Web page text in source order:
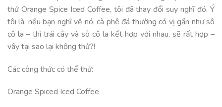
thử Orange Spice Iced Coffee, tôi đã thay đổi suy nghĩ đó. Ý
tôi là, nếu bạn nghĩ về nó, cà phê đá thường có vị gần như sô
cô la – thì trái cây và sô cô la kết hợp với nhau, sẽ rất hợp –
vây tại sao lại không thử?!
Các công thức có thể thử:
Orange Spiced Iced Coffee